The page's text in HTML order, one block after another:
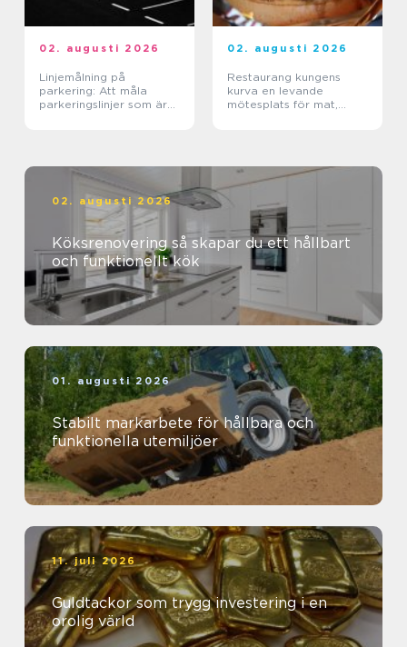
02. augusti 2026
Linjemålning på
parkering: Att måla
parkeringslinjer som är
02. augusti 2026
Restaurang kungens
kurva en levande
mötesplats för mat,
02. augusti 2026
Köksrenovering så skapar du ett hållbart
och funktionellt kök
01. augusti 2026
Stabilt markarbete för hållbara och
funktionella utemiljöer
11. juli 2026
Guldtackor som trygg investering i en
orolig värld